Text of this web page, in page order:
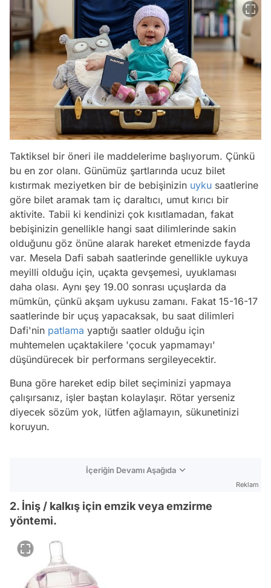
Taktiksel bir öneri ile maddelerime başlıyorum. Çünkü
bu en zor olanı. Günümüz şartlarında ucuz bilet
kıstırmak meziyetken bir de bebişinizin uyku saatlerine
göre bilet aramak tam iç daraltıcı, umut kırıcı bir
aktivite. Tabii ki kendinizi çok kısıtlamadan, fakat
bebişinizin genellikle hangi saat dilimlerinde sakin
olduğunu göz önüne alarak hareket etmenizde fayda
var. Mesela Dafi sabah saatlerinde genellikle uykuya
meyilli olduğu için, uçakta gevşemesi, uyuklaması
daha olası. Aynı şey 19.00 sonrası uçuşlarda da
mümkün, çünkü akşam uykusu zamanı. Fakat 15-16-17
saatlerinde bir uçuş yapacaksak, bu saat dilimleri
Dafi'nin patlama yaptığı saatler olduğu için
muhtemelen uçaktakilere 'çocuk yapmamayı'
düşündürecek bir performans sergileyecektir.
Buna göre hareket edip bilet seçiminizi yapmaya
çalışırsanız, işler baştan kolaylaşır. Rötar yerseniz
diyecek sözüm yok, lütfen ağlamayın, sükunetinizi
koruyun.
İçeriğin Devamı Aşağıda
Reklam
2. İniş / kalkış için emzik veya emzirme
yöntemi.